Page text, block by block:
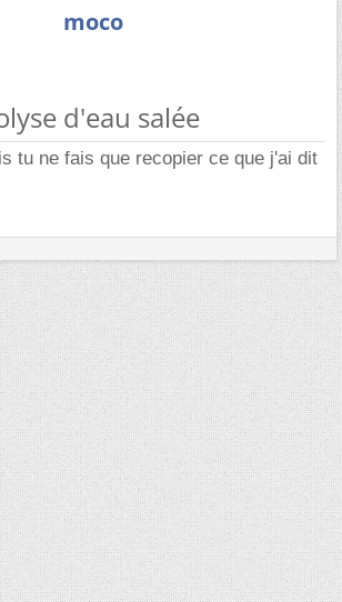
moco
d'eau salée
tu ne fais que recopier ce que j'ai dit